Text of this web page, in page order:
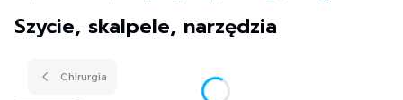
Szycie, skalpele, narzędzia
Chirurgia